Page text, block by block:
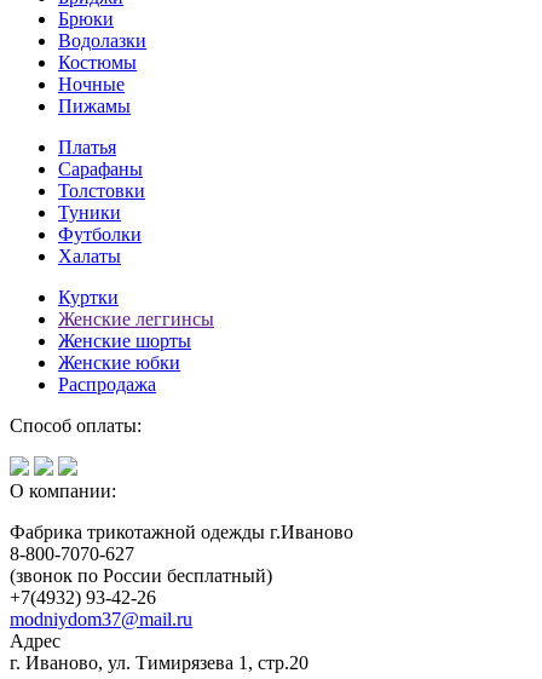
Брюки
Водолазки
Костюмы
Ночные
Пижамы
Платья
Сарафаны
Толстовки
Туники
Футболки
Халаты
Куртки
Женские леггинсы
Женские шорты
Женские юбки
Распродажа
Способ оплаты:
О компании:
Фабрика трикотажной одежды г.Иваново
8-800-7070-627
(звонок по России бесплатный)
+7(4932) 93-42-26
modniydom37@mail.ru
Адрес
г. Иваново, ул. Тимирязева 1, стр.20